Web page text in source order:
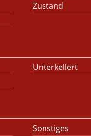
Zustand
Unterkellert
Sonstiges